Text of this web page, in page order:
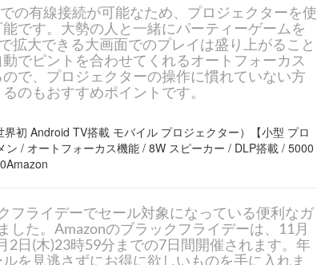
の有線接続が可能なため、プロジェクターを使
です。大勢の人と一緒にパーティーゲームを
拡大できる大画面でのプレイは盛り上がること
でピントを合わせてくれるオートフォーカス
で、プロジェクターの操作に慣れていない方
のもおすすめポイントです。
初 Android TV搭載 モバイル プロジェクター）【小型 プロ
ン / オートフォーカス機能 / 8W スピーカー / DLP搭載 / 5000
フライデーでセール対象になっている便利なガ
した。Amazonのブラックフライデーは、11月
2日(木)23時59分までの7日間開催されます。年
を見逃さずにお得に欲しいものを手に入れま